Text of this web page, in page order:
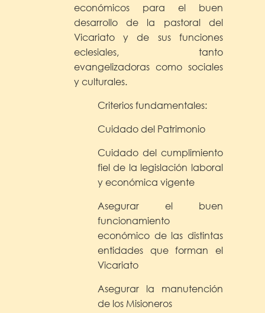
económicos para el buen
desarrollo de la pastoral del
Vicariato y de sus funciones
eclesiales, tanto
evangelizadoras como sociales
y culturales.
Criterios fundamentales:
Cuidado del Patrimonio
Cuidado del cumplimiento
fiel de la legislación laboral
y económica vigente
Asegurar el buen
funcionamiento
económico de las distintas
entidades que forman el
Vicariato
Asegurar la manutención
de los Misioneros